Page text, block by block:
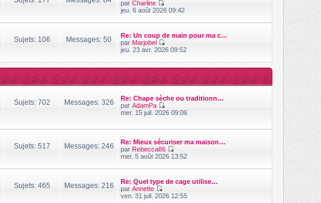
a
e
m
s
s
a
e
d
n
e
m
e
s
g
par Charline
V
i
l
d
r
e
r
m
e
s
a
e
jeu. 6 août 2026 09:42
Sujets: 106 Messages: 50
Re: Un coup de main pour ma c…
par Marjobel
V
i
r
e
e
n
e
m
e
s
a
g
e
jeu. 23 avr. 2026 09:52
Sujets: 702 Messages: 326
Re: Chape sèche ou traditionn…
par AdamPa
V
l
e
d
r
i
r
mer. 15 juil. 2026 09:06
Sujets: 517 Messages: 246
Re: Mieux sécuriser ma maison…
par Rebecca86
V
i
d
mer. 5 août 2026 13:52
Sujets: 465 Messages: 216
Re: Quel type de cage utilise…
par Annette
V
ven. 31 juil. 2026 12:55